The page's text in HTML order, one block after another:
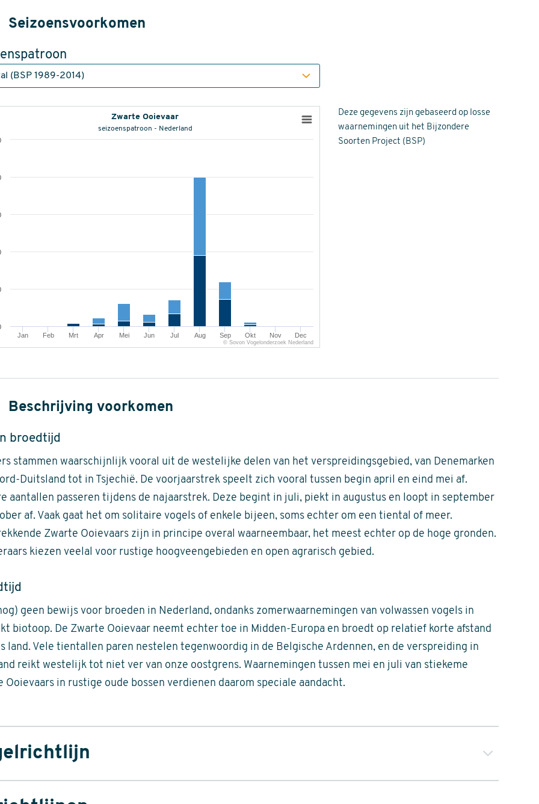
Seizoensvoorkomen
Zwarte Ooievaar
seizoenspatroon - Nederland
Jan Feb Mrt Apr Mei Jun Jul Aug Sep Okt Nov Dec
© Sovon Vogelonderzoek Nederland
Deze gegevens zijn gebaseerd op losse
waarnemingen uit het Bijzondere
Soorten Project (BSP)
Beschrijving voorkomen
broedtijd
stammen waarschijnlijk vooral uit de westelijke delen van het verspreidingsgebied, van Denemarken
Duitsland tot in Tsjechië. De voorjaarstrek speelt zich vooral tussen begin april en eind mei af.
aantallen passeren tijdens de najaarstrek. Deze begint in juli, piekt in augustus en loopt in september
af. Vaak gaat het om solitaire vogels of enkele bijeen, soms echter om een tiental of meer.
Zwarte Ooievaars zijn in principe overal waarneembaar, het meest echter op de hoge gronden.
kiezen veelal voor rustige hoogveengebieden en open agrarisch gebied.
geen bewijs voor broeden in Nederland, ondanks zomerwaarnemingen van volwassen vogels in
biotoop. De Zwarte Ooievaar neemt echter toe in Midden-Europa en broedt op relatief korte afstand
land. Vele tientallen paren nestelen tegenwoordig in de Belgische Ardennen, en de verspreiding in
reikt westelijk tot niet ver van onze oostgrens. Waarnemingen tussen mei en juli van stiekeme
Ooievaars in rustige oude bossen verdienen daarom speciale aandacht.